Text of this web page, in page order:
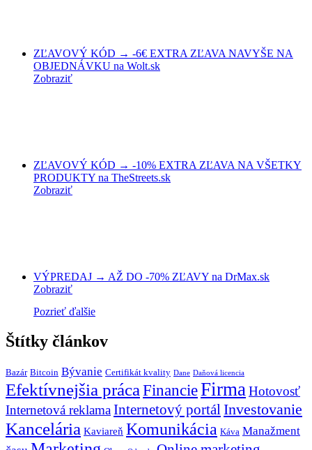
ZĽAVOVÝ KÓD → -6€ EXTRA ZĽAVA NAVYŠE NA
OBJEDNÁVKU na Wolt.sk
Zobraziť
ZĽAVOVÝ KÓD → -10% EXTRA ZĽAVA NA VŠETKY
PRODUKTY na TheStreets.sk
Zobraziť
VÝPREDAJ → AŽ DO -70% ZĽAVY na DrMax.sk
Zobraziť
Pozrieť ďalšie
Štítky článkov
Bazár Bitcoin Bývanie Certifikát kvality Dane Daňová licencia
Efektívnejšia prácaFinancieFirmaHotovosť
Internetová reklamaInternetový portálInvestovanie
Kancelária Kaviareň Komunikácia Káva Manažment